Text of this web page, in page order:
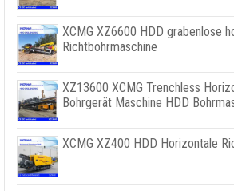
XCMG XZ6600 HDD grabenlose
Richtbohrmaschine
XZ13600 XCMG Trenchless
Bohrgerät Maschine HDD
XCMG XZ400 HDD Horizontale